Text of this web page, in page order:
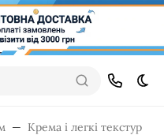
Крема і легкі текстури